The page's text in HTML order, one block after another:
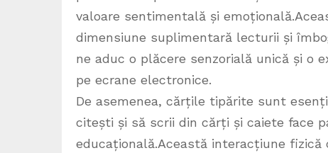
valoare sentimentală și
dimensiune suplimentară lecturii și
ne aduc o plăcere senzorială unică și
pe ecrane electronice.
De asemenea, cărțile tipărite sunt
citești și să scrii din cărți și caiete face
educațională.Această interacțiune